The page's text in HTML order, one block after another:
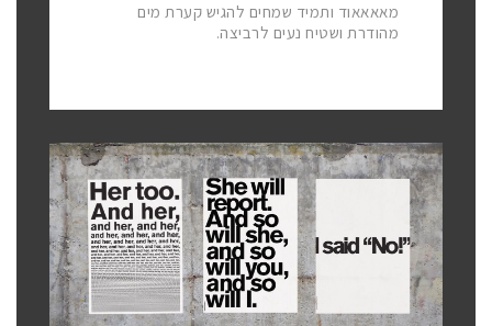
מאאאאוד ותמיד שמחים להגיש קערת מים
מהודרת ושטיח נעים לרביצה.